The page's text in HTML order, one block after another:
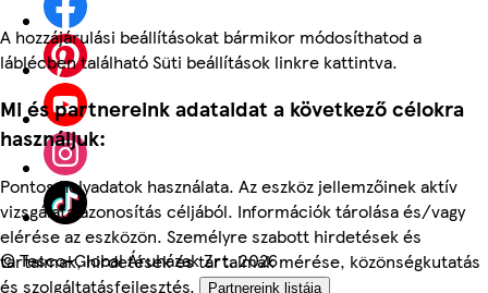
A hozzájárulási beállításokat bármikor módosíthatod a
láblécben található Süti beállítások linkre kattintva.
Mi és partnereink adataidat a következő célokra
használjuk:
Pontos helyadatok használata. Az eszköz jellemzőinek aktív
vizsgálata azonosítás céljából. Információk tárolása és/vagy
elérése az eszközön. Személyre szabott hirdetések és
tartalmak, hirdetések és tartalmak mérése, közönségkutatás
és szolgáltatásfejlesztés.
Partnereink listája
©Tesco-Global Áruházak Zrt. 2026